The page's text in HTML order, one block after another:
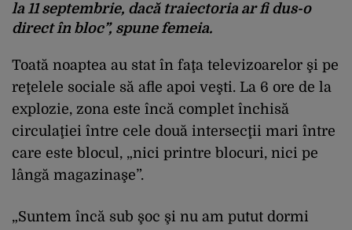
la 11 septembrie, dacă traiectoria ar fi dus-o
direct în bloc”, spune femeia.
Toată noaptea au stat în faţa televizoarelor şi pe
reţelele sociale să afle apoi veşti. La 6 ore de la
explozie, zona este încă complet închisă
circulaţiei între cele două intersecţii mari între
care este blocul, „nici printre blocuri, nici pe
lângă magazinaşe”.
„Suntem încă sub şoc şi nu am putut dormi